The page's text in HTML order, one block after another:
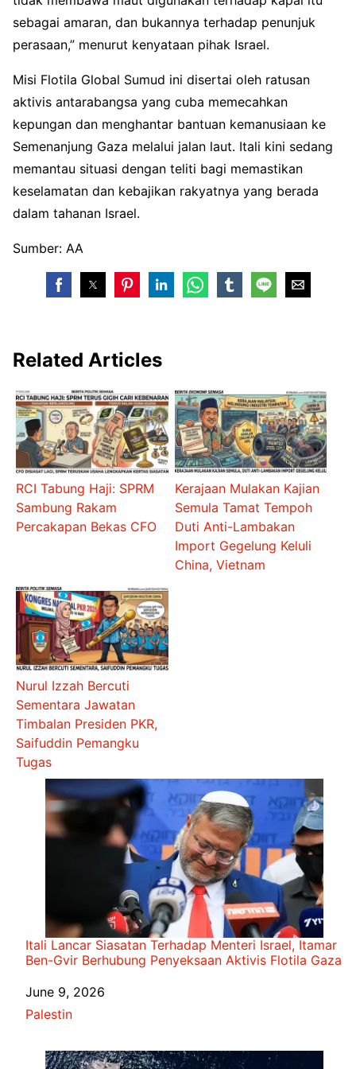
sebagai amaran, dan bukannya terhadap penunjuk
perasaan,” menurut kenyataan pihak Israel.
Misi Flotila Global Sumud ini disertai oleh ratusan
aktivis antarabangsa yang cuba memecahkan
kepungan dan menghantar bantuan kemanusiaan ke
Semenanjung Gaza melalui jalan laut. Itali kini sedang
memantau situasi dengan teliti bagi memastikan
keselamatan dan kebajikan rakyatnya yang berada
dalam tahanan Israel.
Sumber: AA
Related Articles
RCI Tabung Haji: SPRM
Sambung Rakam
Percakapan Bekas CFO
Kerajaan Mulakan Kajian
Semula Tamat Tempoh
Duti Anti-Lambakan
Import Gegelung Keluli
China, Vietnam
Nurul Izzah Bercuti
Sementara Jawatan
Timbalan Presiden PKR,
Saifuddin Pemangku
Tugas
Itali Lancar Siasatan Terhadap Menteri Israel, Itamar
Ben-Gvir Berhubung Penyeksaan Aktivis Flotila Gaza
Date
June 9, 2026
In relation to
Palestin